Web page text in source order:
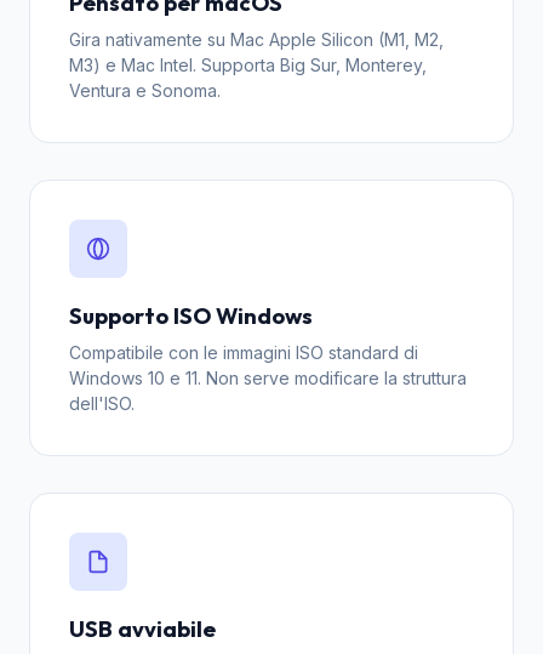
Gira nativamente su Mac Apple Silicon (M1, M2,
M3) e Mac Intel. Supporta Big Sur, Monterey,
Ventura e Sonoma.
Supporto ISO Windows
Compatibile con le immagini ISO standard di
Windows 10 e 11. Non serve modificare la struttura
dell'ISO.
USB avviabile